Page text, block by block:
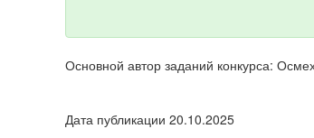
Основной автор заданий конкурса:
Дата публикации 20.10.2025